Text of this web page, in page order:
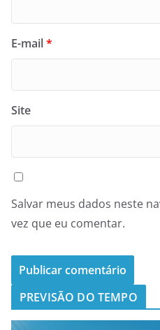
E-mail*
Site
Salvar meus dados neste
vez que eu comentar.
PREVISÃO DO TEMPO